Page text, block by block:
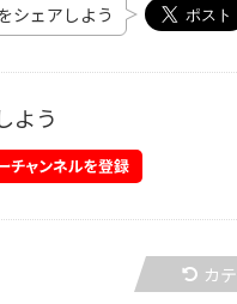
シェアしよう
よう
カ